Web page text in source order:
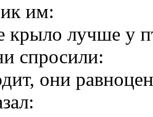
им:
лучше у
спросили:
они